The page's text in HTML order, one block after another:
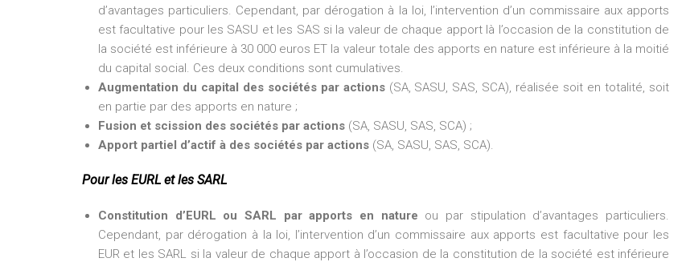
d’avantages particuliers. Cependant, par dérogation à la loi, l’intervention d’un commissaire aux apports
est facultative pour les SASU et les SAS si la valeur de chaque apport là l’occasion de la constitution de
la société est inférieure à 30 000 euros ET la valeur totale des apports en nature est inférieure à la moitié
du capital social. Ces deux conditions sont cumulatives.
Augmentation du capital des sociétés par actions(SA, SASU, SAS, SCA), réalisée soit en totalité, soit
en partie par des apports en nature ;
Fusion et scission des sociétés par actions (SA, SASU, SAS, SCA) ;
Apport partiel d’actif à des sociétés par actions (SA, SASU, SAS, SCA).
Pour les EURL et les SARL
Constitution d’EURL ou SARL par apports en nature ou par stipulation d’avantages particuliers.
Cependant, par dérogation à la loi, l’intervention d’un commissaire aux apports est facultative pour les
EUR et les SARL si la valeur de chaque apport à l’occasion de la constitution de la société est inférieure